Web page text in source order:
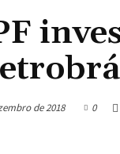
de 2018 0